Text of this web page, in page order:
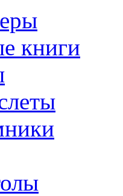
книги